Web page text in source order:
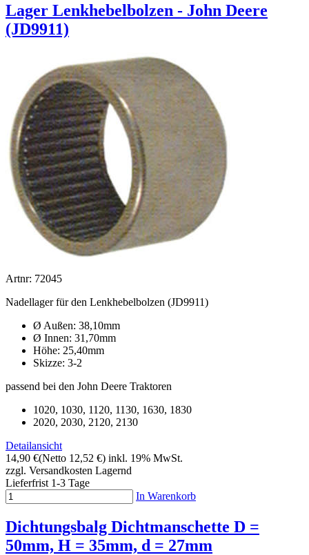
Lager Lenkhebelbolzen - John Deere
(JD9911)
Artnr: 72045
Nadellager für den Lenkhebelbolzen (JD9911)
Ø Außen: 38,10mm
Ø Innen: 31,70mm
Höhe: 25,40mm
Skizze: 3-2
passend bei den John Deere Traktoren
1020, 1030, 1120, 1130, 1630, 1830
2020, 2030, 2120, 2130
Detailansicht
14,90 €(Netto 12,52 €) inkl. 19% MwSt.
zzgl. Versandkosten Lagernd
Lieferfrist 1-3 Tage
In Warenkorb
Dichtungsbalg Dichtmanschette D =
50mm, H = 35mm, d = 27mm